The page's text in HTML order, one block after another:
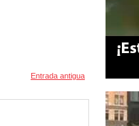
Entrada antigua